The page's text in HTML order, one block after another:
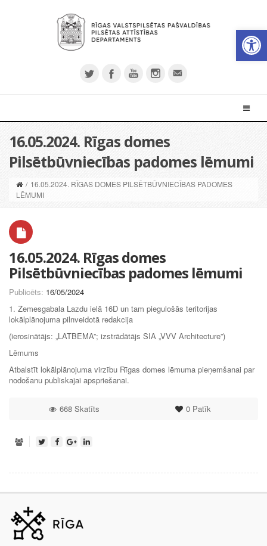
16.05.2024. Rīgas domes
Pilsētbūvniecības padomes lēmumi
/ 16.05.2024. RĪGAS DOMES PILSĒTBŪVNIECĪBAS PADOMES
LĒMUMI
16.05.2024. Rīgas domes
Pilsētbūvniecības padomes lēmumi
Publicēts: 16/05/2024
1. Zemesgabala Lazdu ielā 16D un tam piegulošās teritorijas
lokālplānojuma pilnveidotā redakcija
(ierosinātājs: „LATBEMA”; izstrādātājs SIA „VVV Architecture”)
Lēmums
Atbalstīt lokālplānojuma virzību Rīgas domes lēmuma pieņemšanai par
nodošanu publiskajai apspriešanai.
0Patīk
668 Skatīts